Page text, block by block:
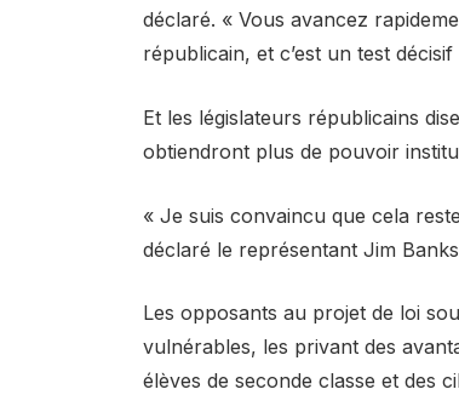
déclaré. « Vous avancez
républicain, et c’est un test
Et les législateurs républicains
obtiendront plus de pouvoir
« Je suis convaincu que cela
déclaré le représentant Jim
Les opposants au projet de loi
vulnérables, les privant des
élèves de seconde classe et des